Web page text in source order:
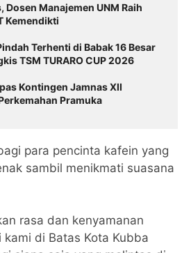
Dosen Manajemen UNM Raih
Kemendikti
Terhenti di Babak 16 Besar
TSM TURARO CUP 2026
Kontingen Jamnas XII
Pramuka
para pencinta kafein yang
sambil menikmati suasana
rasa dan kenyamanan
kami di Batas Kota Kubba